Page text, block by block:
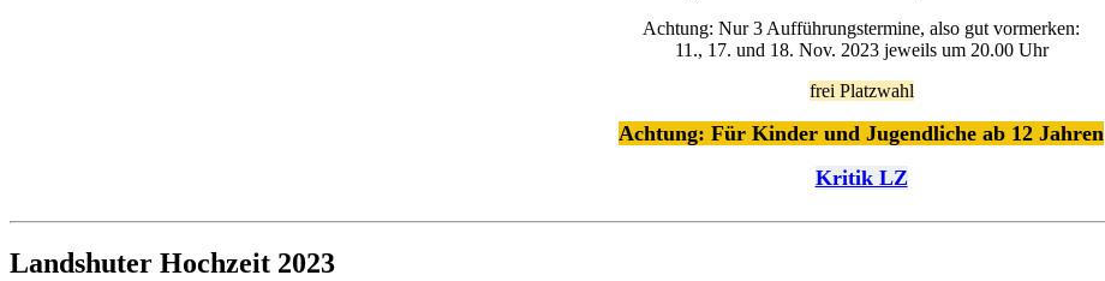
Achtung: Nur 3 Aufführungstermine, also gut vormerken:
11., 17. und 18. Nov. 2023 jeweils um 20.00 Uhr
frei Platzwahl
Achtung: Für Kinder und Jugendliche ab 12 Jahren
Kritik LZ
Landshuter Hochzeit 2023